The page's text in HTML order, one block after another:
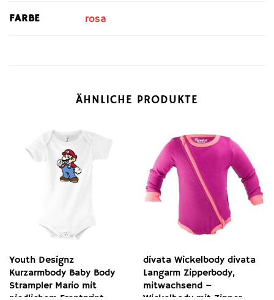
FARBE rosa
ÄHNLICHE PRODUKTE
Youth Designz
Kurzarmbody Baby Body
Strampler Mario mit
divata Wickelbody divata
Langarm Zipperbody,
mitwachsend –